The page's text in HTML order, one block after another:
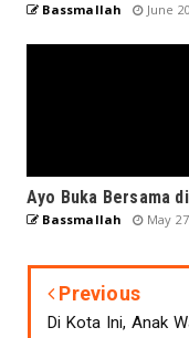
Bassmallah June
Ayo Buka Bersama
Bassmallah May
Previous
Di Kota Ini, Anak